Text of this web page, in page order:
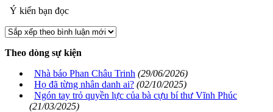
Ý kiến bạn đọc
Theo dòng sự kiện
Nhà báo Phan Châu Trinh (29/06/2026)
Họ đã từng nhân danh ai? (02/10/2025)
Ngón tay trỏ quyền lực của bà cựu bí thư Vĩnh Phúc
(21/03/2025)